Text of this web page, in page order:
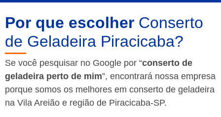
Por que escolher Conserto
de Geladeira Piracicaba?
Se você pesquisar no Google por “conserto de
geladeira perto de mim”, encontrará nossa empresa
porque somos os melhores em conserto de geladeira
na Vila Areião e região de Piracicaba-SP.